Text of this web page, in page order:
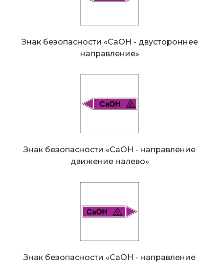
Знак безопасности «CaOH - двустороннее
направление»
Знак безопасности «CaOH - направление
движение налево»
Знак безопасности «CaOH - направление